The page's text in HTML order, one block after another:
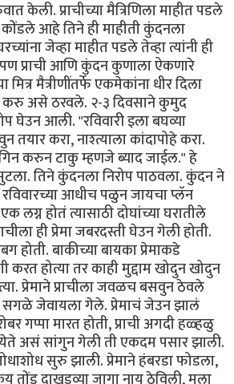
केली. प्राचीच्या मैत्रिणिला माहीत पडले
कोंडले आहे तिने ही माहीती कुंदनला
जेव्हा माहीत पडले तेव्हा त्यांनी ही
प्राची आणि कुंदन कुणाला ऐकणारे
मित्र मैत्रीणींतर्फे एकमेकांना धीर दिला
असे ठरवले. २-३ दिवसाने कुमुद
घेउन आली. "रविवारी इला बघव्या
तयार करा, नाश्त्याला कांदापोहे करा.
करुन टाकु म्हणजे ब्याद जाईल." हे
तिने कुंदनला निरोप पाठवला. कुंदन ने
आधीच पळुन जायचा प्लॅन
लग्न होतं त्यासाठी दोघांच्या घरातीले
ही प्रेमा जबरदस्ती घेउन गेली होती.
होती. बाकीच्या बायका प्रेमाकडे
करत होत्या तर काही मुद्दाम खोदुन खोदुन
प्रेमाने प्राचीला जवळच बसवुन ठेवले
जेवायला गेले. प्रेमाचं जेउन झालं
गप्पा मारत होती, प्राची अगदी हळ्हळु
असं सांगुन गेली ती एकदम पसार झाली.
सुरु झाली. प्रेमाने हंबरडा फोडला,